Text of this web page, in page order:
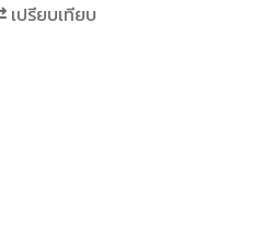
เปรียบเทียบ